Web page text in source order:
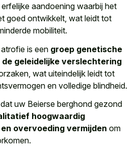
erfelijke aandoening waarbij het
goed ontwikkelt, wat leidt tot
mobiliteit.
is een groep genetische
geleidelijke verslechtering
wat uiteindelijk leidt tot
en volledige blindheid.
uw Beierse berghond gezond
hoogwaardig
overvoeding vermijden om